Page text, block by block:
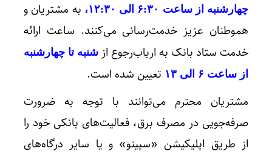
چهارشنبه از ساعت ۶:۳۰ الی ۱۲:۳۰،
به مشتریان و
هموطنان عزیز خدمت‌رسانی می‌کنند. ساعت ارائه
خدمت ستاد بانک به ارباب‌رجوع از شنبه تا چهارشنبه
از ساعت ۶ الی ۱۳
تعیین شده است.
مشتریان محترم می‌توانند با توجه به ضرورت
صرفه‌جویی در مصرف برق، فعالیت‌های بانکی خود را
از طریق اپلیکیشن «سپینو» و یا سایر درگاه‌های